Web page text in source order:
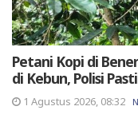
Petani Kopi di
di Kebun, Polisi
1 Agustus 2026, 08:32